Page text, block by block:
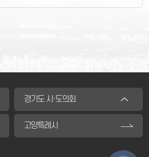
경기도 시·도의회
고양특례시